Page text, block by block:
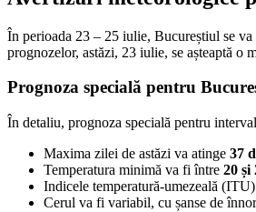
În perioada 23 – 25 iulie, Bucureștiul se
prognozelor, astăzi, 23 iulie, se așteaptă o
Prognoza specială pentru
În detaliu, prognoza specială pentru
Maxima zilei de astăzi va atinge 37
Temperatura minimă va fi între 20 și
Indicele temperatură-umezeală
Cerul va fi variabil, cu șanse de